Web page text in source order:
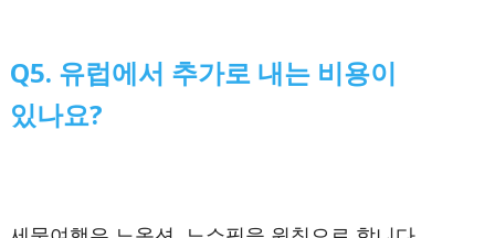
Q5. 유럽에서 추가로 내는 비용이
있나요?